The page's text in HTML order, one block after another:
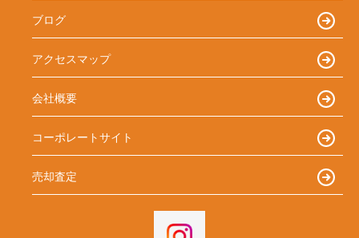
ブログ
アクセスマップ
会社概要
コーポレートサイト
売却査定